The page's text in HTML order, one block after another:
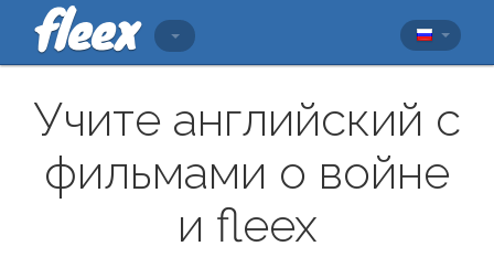
Учите английский с
фильмами о войне
и fleex